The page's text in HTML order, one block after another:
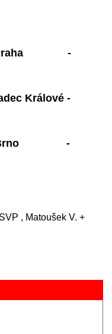
Praha -
Králové -
Brno -
, Matoušek V. +